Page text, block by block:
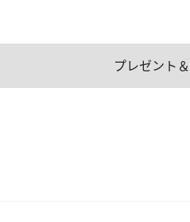
プレゼント